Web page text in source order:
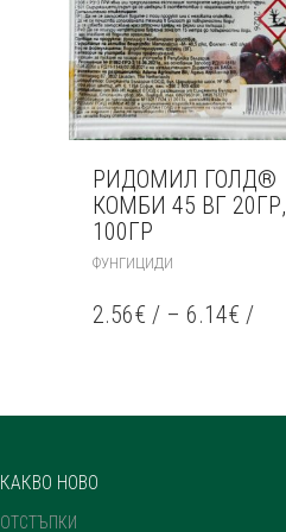
РИДОМИЛ ГОЛД®​
КОМБИ 45 ВГ 20ГР,
100ГР
ФУНГИЦИДИ
HAS
MULTIPLE
MAY
2.56€ / – 6.14€ /
КАКВО НОВО
ОТСТЪПКИ